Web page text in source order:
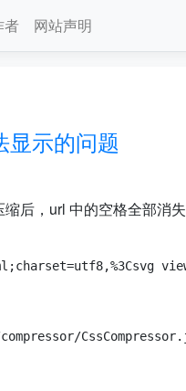
者 网站声明
显示的问题
后，url 中的空格全部消失